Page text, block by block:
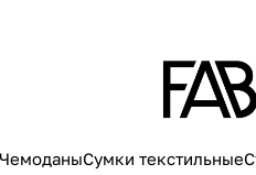
ЧемоданыСумки текстильные